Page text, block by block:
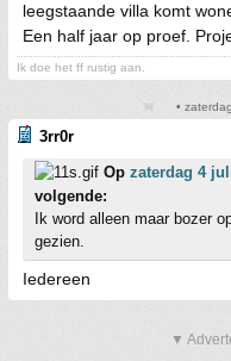
leegstaande villa komt
Een half jaar op proef.
Ik doe het ff rustig aan.
•
3rr0r
Op zaterdag 4
volgende:
Ik word alleen maar bozer
gezien.
Iedereen
▼